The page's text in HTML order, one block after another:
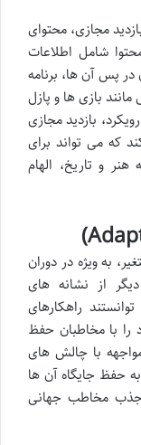
مجازی، محتوای
شامل اطلاعات
در پس آن ها، برنامه
بازی ها و پازل
بازدید مجازی
که می تواند برای
و تاریخ، الهام
به ویژه در دوران
گیری کووید-۱۹، یکی دیگر از نشانه های
راهکارهای
را با مخاطبان حفظ
با چالش های
حفظ جایگاه آن ها
مخاطب جهانی